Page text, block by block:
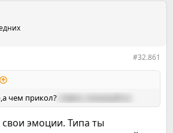
#32.861
чем прикол? ответь пожалуйста
эмоции. Типа ты